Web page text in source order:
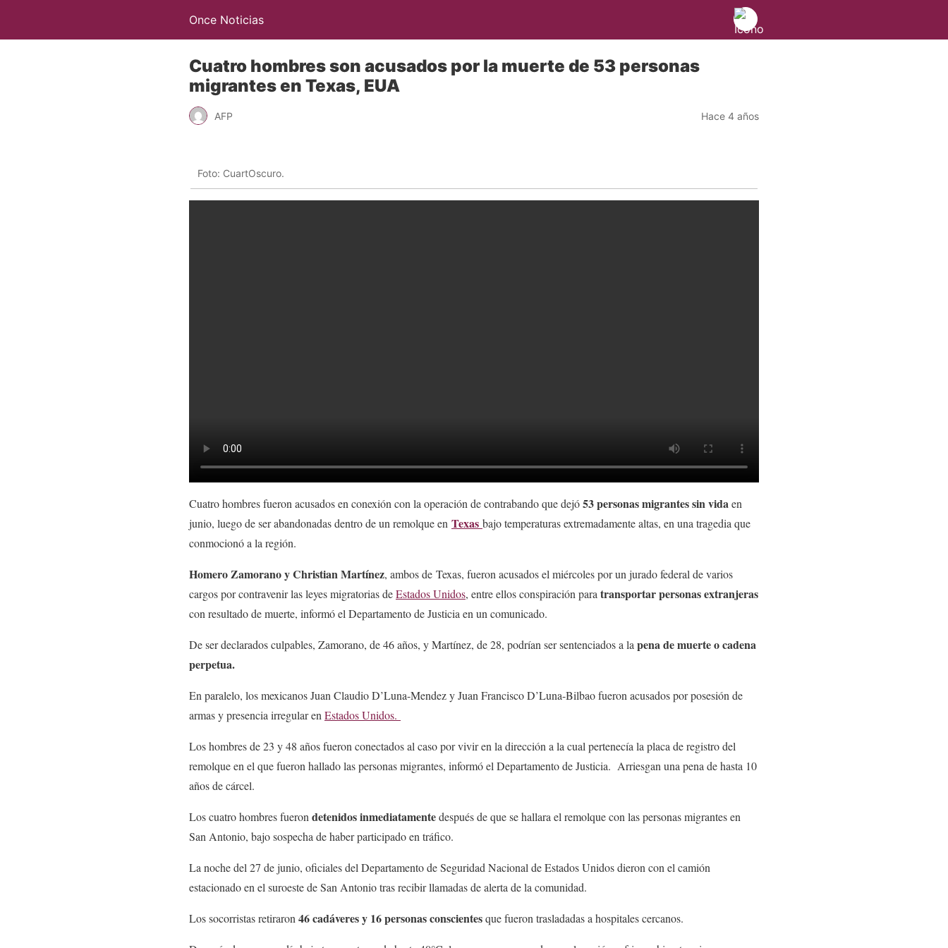
Once Noticias
Cuatro hombres son acusados por la muerte de 53 personas
migrantes en Texas, EUA
AFP Hace 4 años
Foto: CuartOscuro.
Cuatro hombres fueron acusados en conexión con la operación de contrabando que dejó53 personas migrantes sin vidaen
junio, luego de ser abandonadas dentro de un remolque en Texas bajo temperaturas extremadamente altas, en una tragedia que
conmocionó a la región.
Homero Zamorano y Christian Martínez, ambos de Texas, fueron acusados el miércoles por un jurado federal de varios
cargos por contravenir las leyes migratorias deEstados Unidos, entre ellos conspiración para transportar personas extranjeras
con resultado de muerte, informó el Departamento de Justicia en un comunicado.
De ser declarados culpables, Zamorano, de 46 años, y Martínez, de 28, podrían ser sentenciados a la pena de muerte o cadena
perpetua.
En paralelo, los mexicanos Juan Claudio D’Luna-Mendez y Juan Francisco D’Luna-Bilbao fueron acusados por posesión de
armas y presencia irregular en Estados Unidos.
Los hombres de 23 y 48 años fueron conectados al caso por vivir en la dirección a la cual pertenecía la placa de registro del
remolque en el que fueron hallado las personas migrantes, informó el Departamento de Justicia. Arriesgan una pena de hasta 10
años de cárcel.
Los cuatro hombres fueron detenidos inmediatamentedespués de que se hallara el remolque con las personas migrantes en
San Antonio, bajo sospecha de haber participado en tráfico.
La noche del 27 de junio, oficiales del Departamento de Seguridad Nacional de Estados Unidos dieron con el camión
estacionado en el suroeste de San Antonio tras recibir llamadas de alerta de la comunidad.
Los socorristas retiraron 46 cadáveres y 16 personas conscientesque fueron trasladadas a hospitales cercanos.